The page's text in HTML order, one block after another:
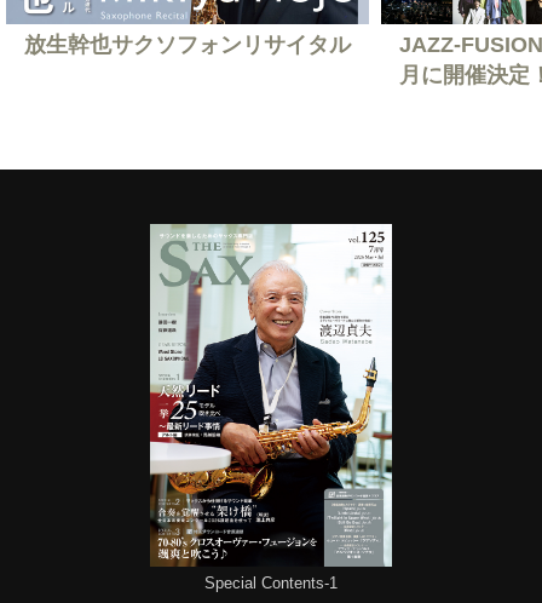
放生幹也サクソフォンリサイタル
JAZZ-
月に開催決定
Special Contents-1